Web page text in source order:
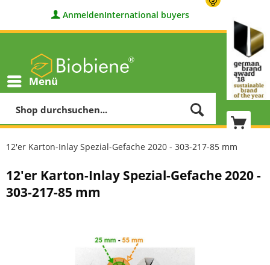
AnmeldenInternational buyers
Menü
12'er Karton-Inlay Spezial-Gefache 2020 - 303-217-85 mm
12'er Karton-Inlay Spezial-Gefache 2020 -
303-217-85 mm